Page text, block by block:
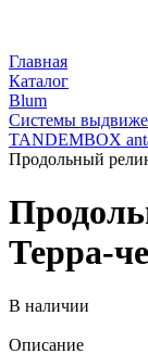
Главная
Каталог
Blum
Системы
TANDEMBOX
Продольный
Терра-
В наличии
Описание